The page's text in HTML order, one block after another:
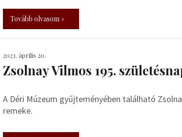
Tovább olvasom »
2023. április 20.
Zsolnay Vilmos 195.
A Déri Múzeum gyűjteményében található
remeke.